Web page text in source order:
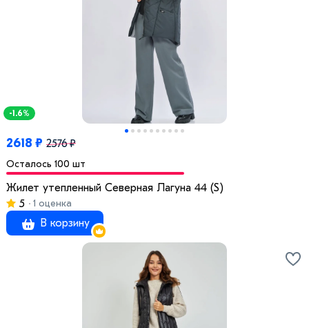
-1.6%
2618 ₽ 2576 ₽
Осталось 100 шт
Жилет утепленный Северная Лагуна 44 (S)
5
1 оценка
В корзину